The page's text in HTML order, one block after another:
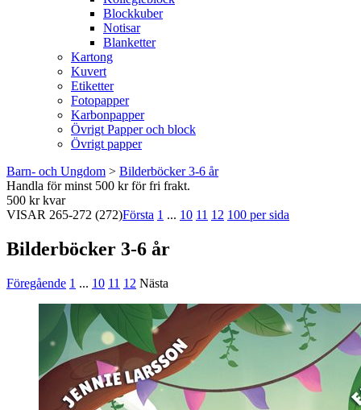
Blockkuber
Notisar
Blanketter
Kartong
Kuvert
Etiketter
Fotopapper
Karbonpapper
Övrigt Papper och block
Övrigt papper
Barn- och Ungdom > Bilderböcker 3-6 år
Handla för minst 500 kr för fri frakt.
500 kr kvar
VISAR 265-272 (272)Första 1 ... 10 11 12 100 per sida
Bilderböcker 3-6 år
Föregående 1 ... 10 11 12 Nästa